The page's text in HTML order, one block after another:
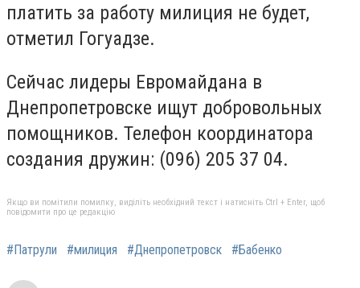
платить за работу милиция не будет,
отметил Гогуадзе.
Сейчас лидеры Евромайдана в
Днепропетровске ищут добровольных
помощников. Телефон координатора
создания дружин: (096) 205 37 04.
Якщо ви помітили помилку, виділіть необхідний текст і натисніть Ctrl + Enter, щоб
повідомити про це редакцію
#Патрули #милиция #Днепропетровск #Бабенко